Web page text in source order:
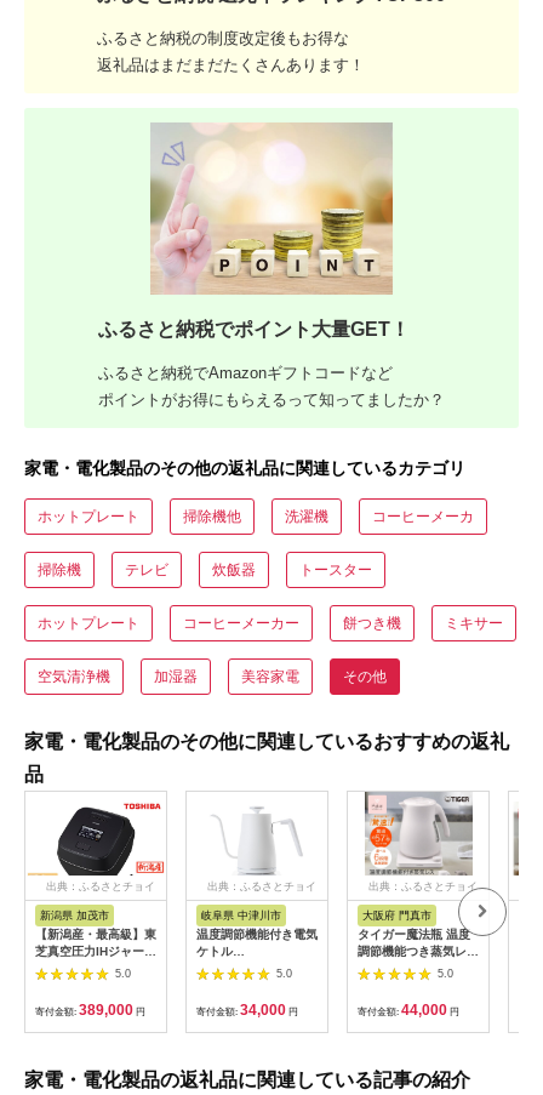
ふるさと納税の制度改定後もお得な
返礼品はまだまだたくさんあります！
ふるさと納税でポイント大量GET！
ふるさと納税でAmazonギフトコードなど
ポイントがお得にもらえるって知ってましたか？
家電・電化製品のその他の返礼品に関連しているカテゴリ
ホットプレート 掃除機他 洗濯機 コーヒーメーカ
掃除機 テレビ 炊飯器 トースター
ホットプレート コーヒーメーカー 餅つき機 ミキサー
空気清浄機 加湿器 美容家電 その他
家電・電化製品のその他に関連しているおすすめの返礼
品
出典：ふるさとチョイ
ス
新潟県 加茂市
【新潟産・最高級】東
芝真空圧力IHジャー炊
飯器 炎匠炊き RC-
10ZWX(K) 5.5合
《2025年モデル》
5.0
寄付金額: 389,000 円
出典：ふるさとチョイ
ス
岐阜県 中津川市
温度調節機能付き電気
ケトル
（1200W/0.8L）
EGL-C1281【ホワイ
トシルバー】77685
F4N-0707
5.0
寄付金額: 34,000 円
出典：ふるさとチョイ
大阪府 門真市
タイガー魔法瓶 温度
調節機能つき蒸気レス
電気ケトル 1.2L PTV-
A120【HC チェスナ
ッツグレー、WG グレ
イッシュホワイト】大
阪府門真市 家電 電化
活家電 新生活 新生活
応援
5.0
寄付金額: 44,000 円
家電・電化製品の返礼品に関連している記事の紹介